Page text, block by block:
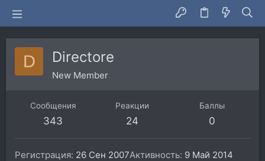
D Directore
New Member
Сообщения
343
Реакции
24
Баллы
0
Регистрация 26 Сен 2007Активность 9 Май 2014